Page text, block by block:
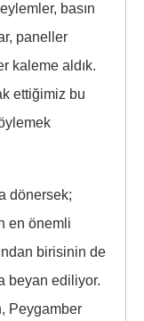
basın
paneller
kaleme aldık.
ettiğimiz bu
dönersek;
en önemli
birisinin de
beyan ediliyor.
Peygamber